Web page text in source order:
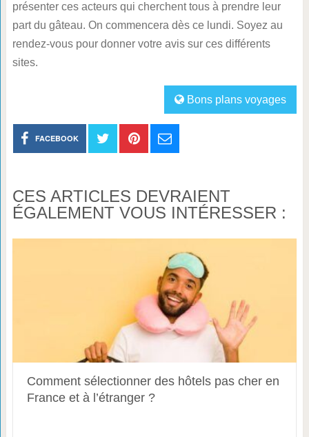
présenter ces acteurs qui cherchent tous à prendre leur
part du gâteau. On commencera dès ce lundi. Soyez au
rendez-vous pour donner votre avis sur ces différents
sites.
Bons plans voyages
FACEBOOK
CES ARTICLES DEVRAIENT
ÉGALEMENT VOUS INTÉRESSER :
Comment sélectionner des hôtels pas cher en
France et à l’étranger ?